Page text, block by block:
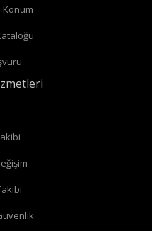
ve radyatörün arka